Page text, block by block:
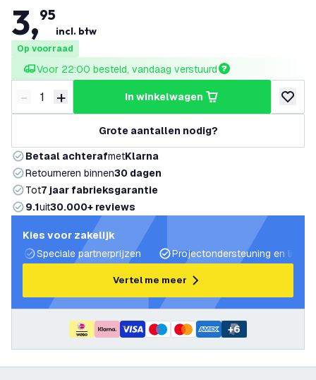
3,95
incl. btw
Op voorraad
Voor 22:00 besteld, vandaag verstuurd
Verminder hoeveelheid
- Verhoog hoeveelheid
+ in winkelwagen
Grote aantallen nodig?
Betaal achterafmetKlarna
Retourneren binnen30 dagen
Tot7 jaar fabrieksgarantie
9.1uit30.000+ reviews
Kies voor zakelijk
Speciale partnerprijzen
Projectondersteuning en
Vertel me meer
+6